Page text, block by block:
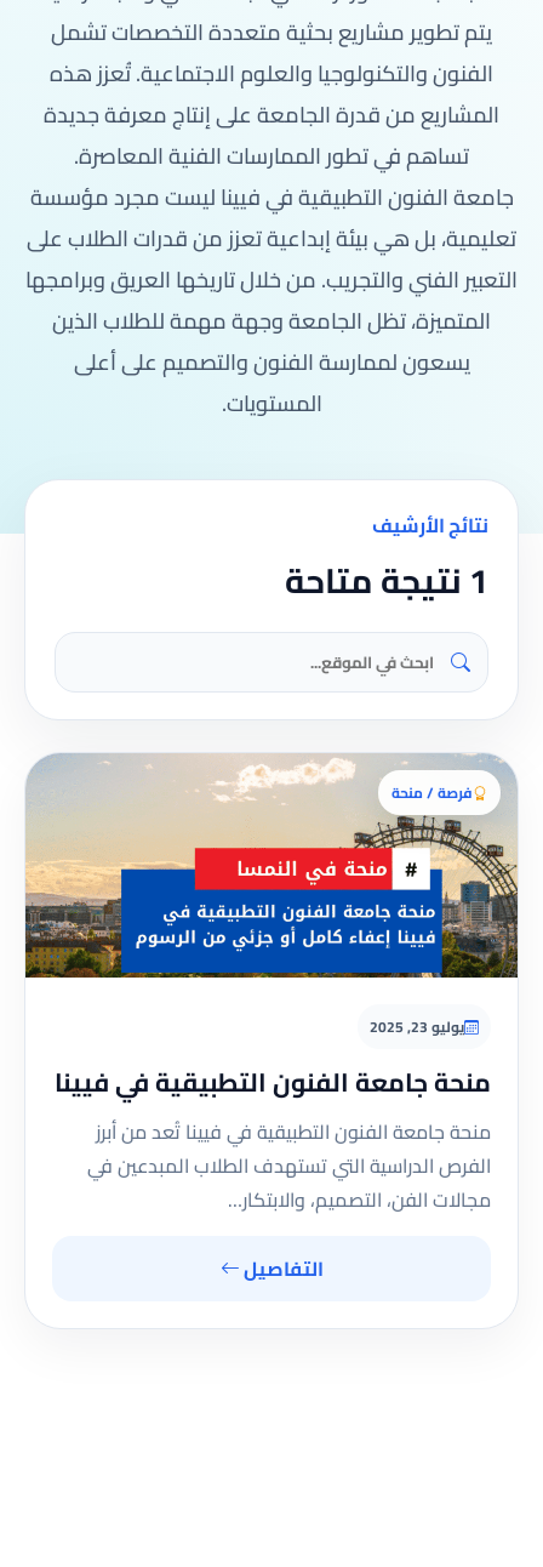
يتم تطوير مشاريع بحثية متعددة التخصصات تشمل
الفنون والتكنولوجيا والعلوم الاجتماعية. تُعزز هذه
المشاريع من قدرة الجامعة على إنتاج معرفة جديدة
تساهم في تطور الممارسات الفنية المعاصرة.
جامعة الفنون التطبيقية في فيينا ليست مجرد مؤسسة
تعليمية، بل هي بيئة إبداعية تعزز من قدرات الطلاب على
التعبير الفني والتجريب. من خلال تاريخها العريق وبرامجها
المتميزة، تظل الجامعة وجهة مهمة للطلاب الذين
يسعون لممارسة الفنون والتصميم على أعلى
المستويات.
نتائج الأرشيف
1 نتيجة متاحة
فرصة / منحة
يوليو 23, 2025
منحة جامعة الفنون التطبيقية في فيينا
منحة جامعة الفنون التطبيقية في فيينا تُعد من أبرز
الفرص الدراسية التي تستهدف الطلاب المبدعين في
مجالات الفن، التصميم، والابتكار…
التفاصيل